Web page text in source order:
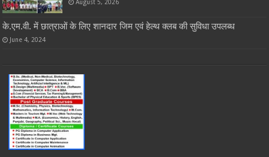
August 5, 2026
के.एम.वी. में छात्राओं के लिए शानदार जिम एवं हेल्थ क्लब की सुविधा उपलब्ध
June 4, 2024